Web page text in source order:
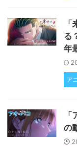
る
年
ア
の